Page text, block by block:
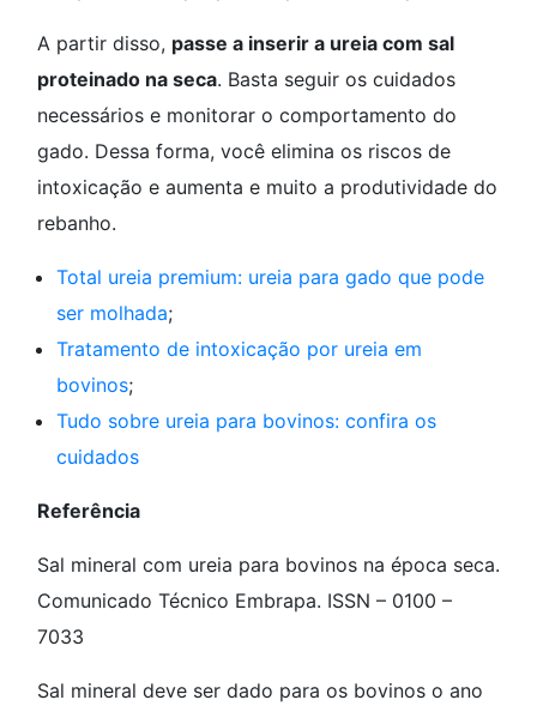
A partir disso, passe a inserir a ureia com sal
proteinado na seca. Basta seguir os cuidados
necessários e monitorar o comportamento do
gado. Dessa forma, você elimina os riscos de
intoxicação e aumenta e muito a produtividade do
rebanho.
Total ureia premium: ureia para gado que pode
ser molhada;
Tratamento de intoxicação por ureia em
bovinos;
Tudo sobre ureia para bovinos: confira os
cuidados
Referência
Sal mineral com ureia para bovinos na época seca.
Comunicado Técnico Embrapa. ISSN – 0100 –
7033
Sal mineral deve ser dado para os bovinos o ano